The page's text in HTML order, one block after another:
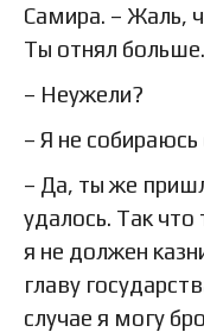
Самира. – Жаль,
Ты отнял больше.
– Неужели?
– Я не собираюсь
– Да, ты же
удалось. Так
я не должен
главу
случае я могу